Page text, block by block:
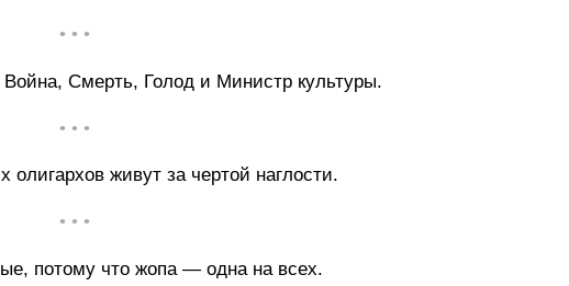
• • •
Война, Смерть, Голод и Министр культуры.
• • •
живут за чертой наглости.
• • •
потому что жопа — одна на всех.